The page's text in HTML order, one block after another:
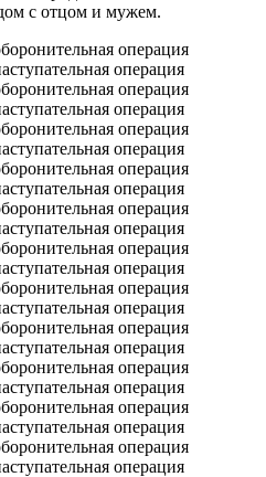
с отцом и мужем.
операция
операция
операция
операция
операция
операция
операция
операция
операция
операция
операция
операция
операция
операция
операция
операция
операция
операция
операция
операция
операция
операция